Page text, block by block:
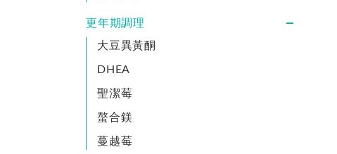
更年期調理
大豆異黃酮
DHEA
聖潔莓
螯合鎂
蔓越莓